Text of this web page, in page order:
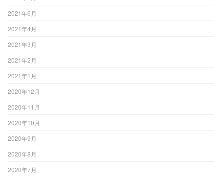
2021年6月
2021年4月
2021年3月
2021年2月
2021年1月
2020年12月
2020年11月
2020年10月
2020年9月
2020年8月
2020年7月